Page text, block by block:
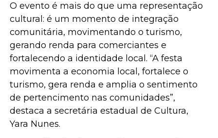
O evento é mais do que uma representação
cultural: é um momento de integração
comunitária, movimentando o turismo,
gerando renda para comerciantes e
fortalecendo a identidade local. “A festa
movimenta a economia local, fortalece o
turismo, gera renda e amplia o sentimento
de pertencimento nas comunidades”,
destaca a secretária estadual de Cultura,
Yara Nunes.